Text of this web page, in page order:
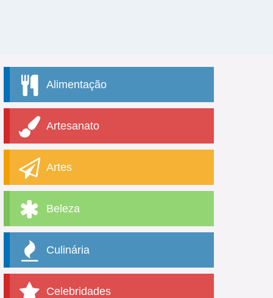
Alimentação
Artesanato
Artes
Beleza
Culinária
Celebridades